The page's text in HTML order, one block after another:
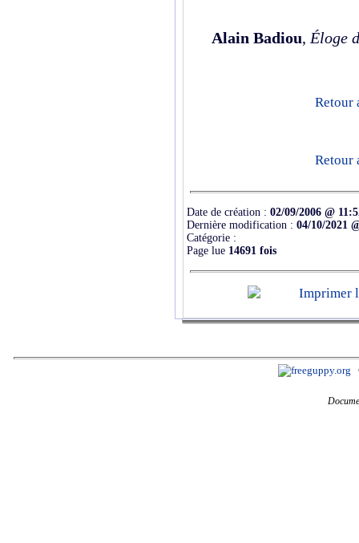
Alain Badiou, Éloge
Retour
Retour
Date de création : 02/09/2006 @
Dernière modification : 04/10/2021
Catégorie :
Page lue 14691 fois